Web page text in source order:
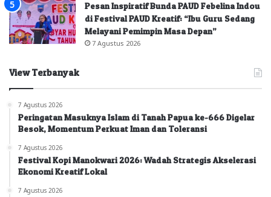
Pesan Inspiratif Bunda PAUD Febelina Indou
di Festival PAUD Kreatif: “Ibu Guru Sedang
Melayani Pemimpin Masa Depan”
7 Agustus 2026
View Terbanyak
7 Agustus 2026
Peringatan Masuknya Islam di Tanah Papua ke-666 Digelar
Besok, Momentum Perkuat Iman dan Toleransi
7 Agustus 2026
Festival Kopi Manokwari 2026: Wadah Strategis Akselerasi
Ekonomi Kreatif Lokal
7 Agustus 2026